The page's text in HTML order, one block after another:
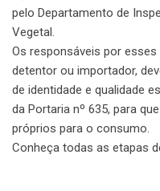
pelo Departamento de
Vegetal.
Os responsáveis por
detentor ou importador,
de identidade e qualidade
da Portaria nº 635, para
próprios para o consumo.
Conheça todas as etapas